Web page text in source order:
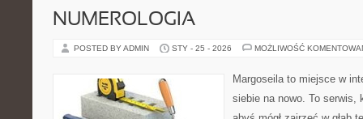
NUMEROLOGIA
POSTED BY ADMIN STY - 25 - 2026 MOŻLIWOŚĆ
Margoseila to miejsce w
siebie na nowo. To serwis,